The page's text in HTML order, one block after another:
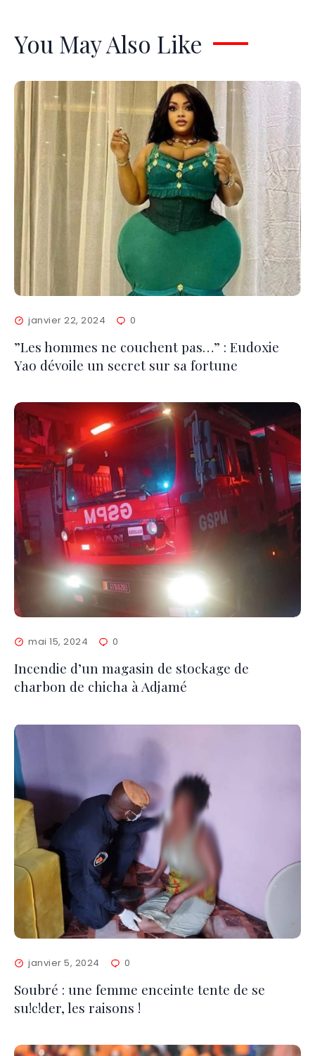
You May Also Like
janvier 22, 2024 0
”Les hommes ne couchent pas…” : Eudoxie
Yao dévoile un secret sur sa fortune
mai 15, 2024 0
Incendie d’un magasin de stockage de
charbon de chicha à Adjamé
janvier 5, 2024 0
Soubré : une femme enceinte tente de se
su!c!der, les raisons !